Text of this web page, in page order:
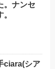
。ナンセ
ciara(シア